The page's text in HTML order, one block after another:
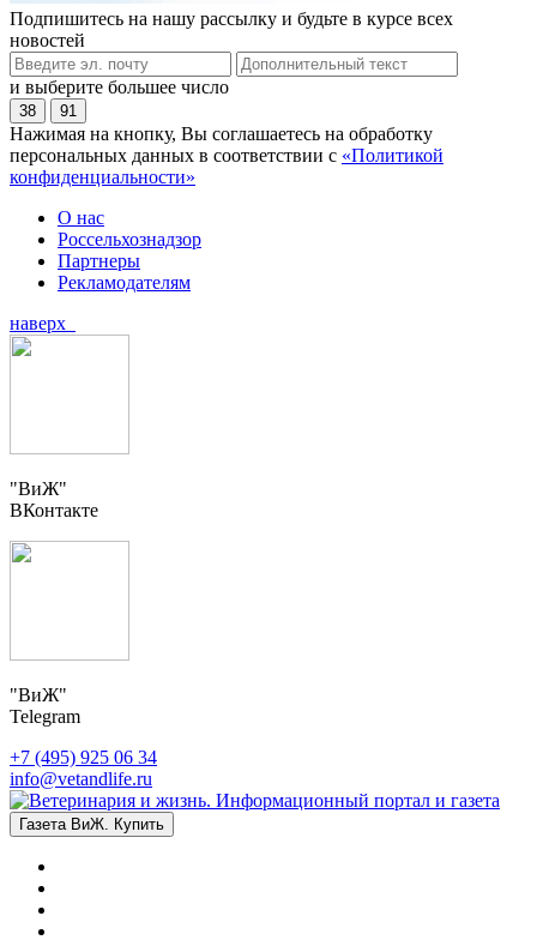
Подпишитесь на нашу рассылку и будьте в курсе всех
новостей
и выберите большее число
38 91
Нажимая на кнопку, Вы соглашаетесь на обработку
персональных данных в соответствии с «Политикой
конфиденциальности»
О нас
Россельхознадзор
Партнеры
Рекламодателям
наверх
"ВиЖ"
ВКонтакте
"ВиЖ"
Telegram
+7 (495) 925 06 34
info@vetandlife.ru
Газета ВиЖ. Купить